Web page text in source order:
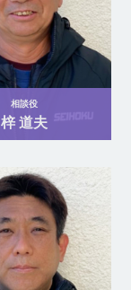
相談役
梓 道夫